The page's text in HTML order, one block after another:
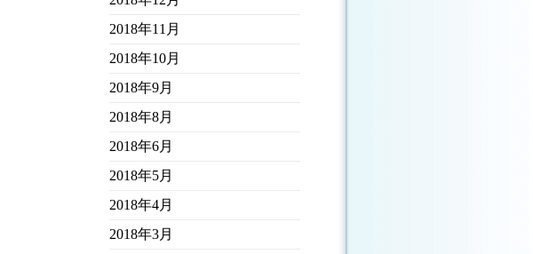
2018年11月
2018年10月
2018年9月
2018年8月
2018年6月
2018年5月
2018年4月
2018年3月